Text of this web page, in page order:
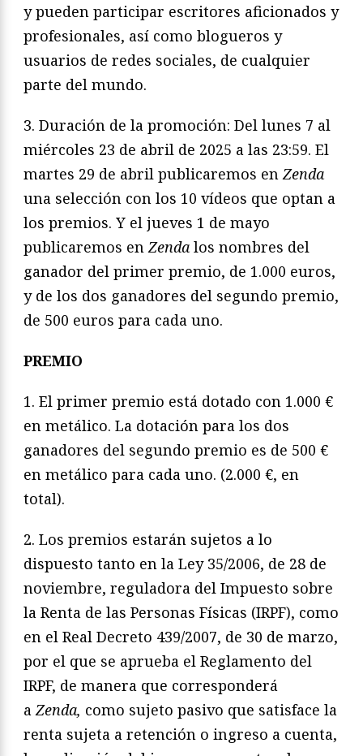
y pueden participar escritores aficionados y
profesionales, así como blogueros y
usuarios de redes sociales, de cualquier
parte del mundo.
3. Duración de la promoción: Del lunes 7 al
miércoles 23 de abril de 2025 a las 23:59. El
martes 29 de abril publicaremos enZenda
una selección con los 10 vídeos que optan a
los premios. Y el jueves 1 de mayo
publicaremos enZenda los nombres del
ganador del primer premio, de 1.000 euros,
y de los dos ganadores del segundo premio,
de 500 euros para cada uno.
PREMIO
1. El primer premio está dotado con 1.000 €
en metálico. La dotación para los dos
ganadores del segundo premio es de 500 €
en metálico para cada uno. (2.000 €, en
total).
2. Los premios estarán sujetos a lo
dispuesto tanto en la Ley 35/2006, de 28 de
noviembre, reguladora del Impuesto sobre
la Renta de las Personas Físicas (IRPF), como
en el Real Decreto 439/2007, de 30 de marzo,
por el que se aprueba el Reglamento del
IRPF, de manera que corresponderá
aZenda, como sujeto pasivo que satisface la
renta sujeta a retención o ingreso a cuenta,